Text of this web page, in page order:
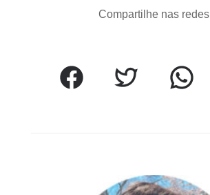
Compartilhe nas redes